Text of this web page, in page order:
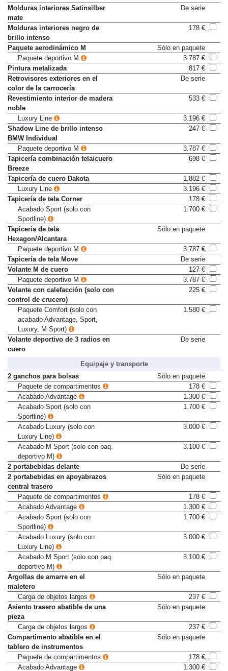
Molduras interiores Pearl oscuro
178 €
Molduras interiores Satinsilber
mate
Molduras interiores negro de
brillo intenso
Paquete aerodinámico M
Sólo en paquete
Paquete deportivo M
3.787 €
Pintura metalizada
817 €
Retrovisores exteriores en el
color de la carrocería
Revestimiento interior de madera
noble
Luxury Line
3.196 €
Shadow Line de brillo intenso
BMW Individual
Paquete deportivo M
3.787 €
Tapicería combinación tela/cuero
Breeze
Tapicería de cuero Dakota
1.882 €
Luxury Line
3.196 €
Tapicería de tela Corner
178 €
Acabado Sport (solo con
Sportline)
Tapicería de tela
Hexagon/Alcantara
Paquete deportivo M
3.787 €
Tapicería de tela Move
De serie
Volante M de cuero
127 €
Paquete deportivo M
3.787 €
Volante con calefacción (solo con
control de crucero)
Paquete Comfort (solo con
acabado Advantage, Sport,
Luxury, M Sport)
Volante deportivo de 3 radios en
Equipaje y transporte
2 ganchos para bolsas
Sólo en paquete
Paquete de compartimentos
178 €
Acabado Advantage
1.300 €
Acabado Sport (solo con
Sportline)
Acabado Luxury (solo con
Luxury Line)
Acabado M Sport (solo con paq.
deportivo M)
2 portabebidas delante
De serie
2 portabebidas en apoyabrazos
central trasero
Paquete de compartimentos
178 €
Acabado Advantage
1.300 €
Acabado Sport (solo con
Sportline)
Acabado Luxury (solo con
Luxury Line)
Acabado M Sport (solo con paq.
deportivo M)
Argollas de amarre en el
maletero
Carga de objetos largos
237 €
Asiento trasero abatible de una
pieza
Carga de objetos largos
237 €
Compartimento abatible en el
tablero de instrumentos
Paquete de compartimentos
178 €